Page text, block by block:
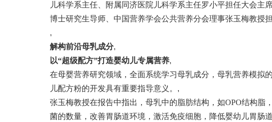
儿科学系主任、附属同济医院儿科学系主任罗小平担任大会主
博士研究生导师、中国营养学会公共营养分会理事张玉梅教授担
,
解构前沿母乳成分,
以“超级配方”打造婴幼儿专属营养,
在母婴营养研究领域，全面系统学习母乳成分，母乳营养模拟
儿配方粉的开发具有重要指导意义。 ,
张玉梅教授在报告中指出，母乳中的脂肪结构，如OPO结构脂
菌的数量，改善胃肠道环境，激活免疫细胞，降低婴幼儿胃肠